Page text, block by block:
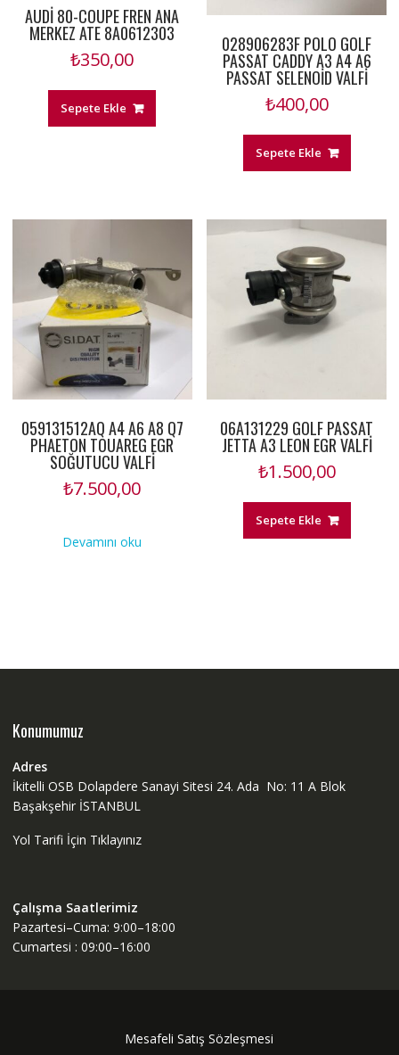
AUDİ 80-COUPE FREN ANA
MERKEZ ATE 8A0612303
₺350,00
Sepete Ekle
028906283F POLO GOLF
PASSAT CADDY A3 A4 A6
PASSAT SELENOİD VALFİ
₺400,00
Sepete Ekle
059131512AQ A4 A6 A8 Q7
PHAETON TOUAREG EGR
SOĞUTUCU VALFİ
₺7.500,00
Devamını oku
06A131229 GOLF PASSAT
JETTA A3 LEON EGR VALFİ
₺1.500,00
Sepete Ekle
Konumumuz
Adres
İkitelli OSB Dolapdere Sanayi Sitesi 24. Ada No: 11 A Blok
Başakşehir İSTANBUL
Yol Tarifi İçin Tıklayınız
Çalışma Saatlerimiz
Pazartesi–Cuma: 9:00–18:00
Cumartesi : 09:00–16:00
Mesafeli Satış Sözleşmesi